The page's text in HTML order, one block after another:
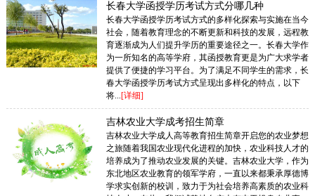
长春大学函授学历考试方式分哪几种
长春大学函授学历考试方式的多样化探索与实施在当今
社会，随着教育理念的不断更新和科技的发展，远程教
育逐渐成为人们提升学历的重要途径之一。长春大学作
为一所知名的高等学府，其函授教育更是为广大求学者
提供了便捷的学习平台。为了满足不同学生的需求，长
春大学函授学历考试方式呈现出多样化的特点，以下
将...[详细]
吉林农业大学成考招生简章
吉林农业大学成人高等教育招生简章开启您的农业梦想
之旅随着我国农业现代化进程的加快，农业科技人才的
培养成为了推动农业发展的关键。吉林农业大学，作为
东北地区农业教育的领军学府，一直以来都秉承厚德博
学求实创新的校训，致力于为社会培养高素质的农业科